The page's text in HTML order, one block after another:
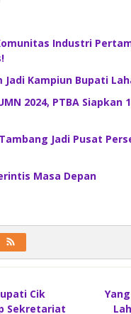
Industri
Kampiun Bupati
2024, PTBA Siapkan
Jadi Pusat
Masa Depan
Cik
Sekretariat